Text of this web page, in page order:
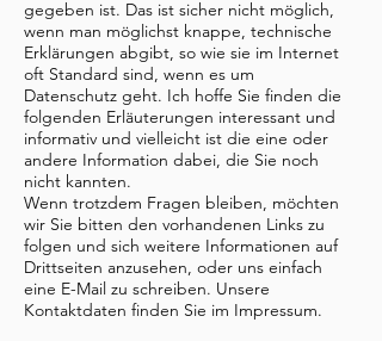
gegeben ist. Das ist sicher nicht möglich,
wenn man möglichst knappe, technische
Erklärungen abgibt, so wie sie im Internet
oft Standard sind, wenn es um
Datenschutz geht. Ich hoffe Sie finden die
folgenden Erläuterungen interessant und
informativ und vielleicht ist die eine oder
andere Information dabei, die Sie noch
nicht kannten.
Wenn trotzdem Fragen bleiben, möchten
wir Sie bitten den vorhandenen Links zu
folgen und sich weitere Informationen auf
Drittseiten anzusehen, oder uns einfach
eine E-Mail zu schreiben. Unsere
Kontaktdaten finden Sie im Impressum.